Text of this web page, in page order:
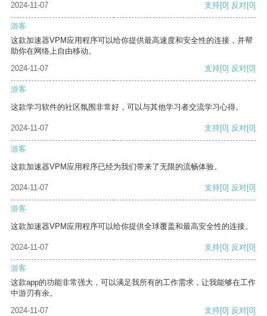
2024-11-07 支持[0] 反对[0]
游客
这款加速器VPM应用程序可以给你提供最高速度和安全性的连接，并帮
助你在网络上自由移动。
2024-11-07
支持[0] 反对[0]
游客
这款学习软件的社区氛围非常好，可以与其他学习者交流学习心得。
2024-11-07 支持[0] 反对[0]
游客
这款加速器VPM应用程序已经为我们带来了无限的流畅体验。
2024-11-07 支持[0] 反对[0]
游客
这款加速器VPM应用程序可以给你提供全球覆盖和最高安全性的连接。
2024-11-07 支持[0] 反对[0]
游客
这款app的功能非常强大，可以满足我所有的工作需求，让我能够在工作
中游刃有余。
2024-11-07
支持[0] 反对[0]